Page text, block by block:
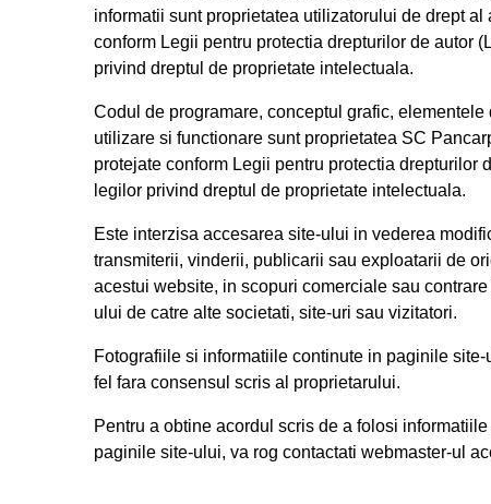
informatii sunt proprietatea utilizatorului de drept al
conform Legii pentru protectia drepturilor de autor
privind dreptul de proprietate intelectuala.
Codul de programare, conceptul grafic,
utilizare si functionare sunt proprietatea SC
protejate conform Legii pentru protectia drepturilor
legilor privind dreptul de proprietate intelectuala.
Este interzisa accesarea site-ului in vederea
transmiterii, vinderii, publicarii sau exploatarii de
acestui website, in scopuri comerciale sau
ului de catre alte societati, site-uri sau vizitatori.
Fotografiile si informatiile continute in paginile
fel fara consensul scris al proprietarului.
Pentru a obtine acordul scris de a folosi
paginile site-ului, va rog contactati webmaster-ul